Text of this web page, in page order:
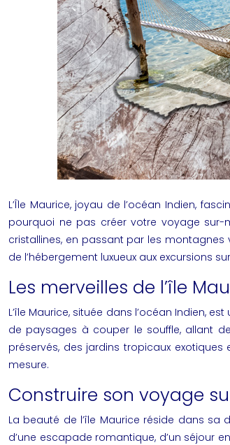
L’Île Maurice, joyau de l’océan Indien,
pourquoi ne pas créer votre voyage sur-
cristallines, en passant par les
de l’hébergement luxueux aux excursions
Les merveilles de l’île
L’île Maurice, située dans l’océan Indien,
de paysages à couper le souffle, allant
préservés, des jardins tropicaux
mesure.
Construire son voyage
La beauté de l’île Maurice réside dans
d’une escapade romantique, d’un séjour